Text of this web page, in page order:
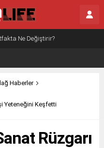
Ne Değiştirir?
Haberler
Yeteneğini Keşfetti
Rüzgarı